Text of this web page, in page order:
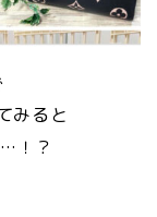
みると
！？